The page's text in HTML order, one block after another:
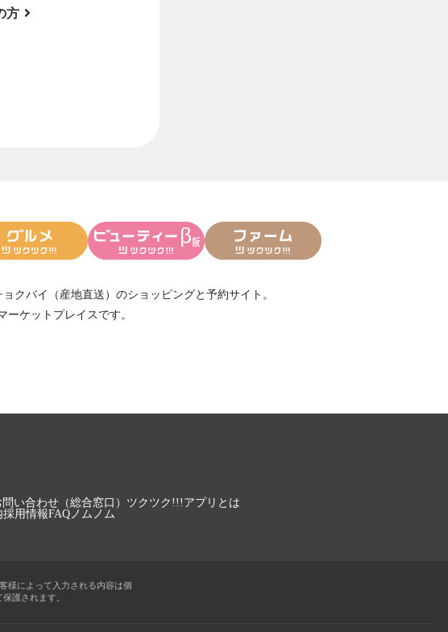
方
ョクバイ（産地直送） のショッピングと予約サイト。
ーケットプレイスです。
い合わせ（総合窓口）
ツクツク!!!アプリとは
採用情報FAQノムノム
様によって入力される内容は個
護されます。